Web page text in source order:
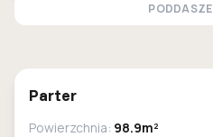
PODDASZE
Parter
Powierzchnia: 98.9m²